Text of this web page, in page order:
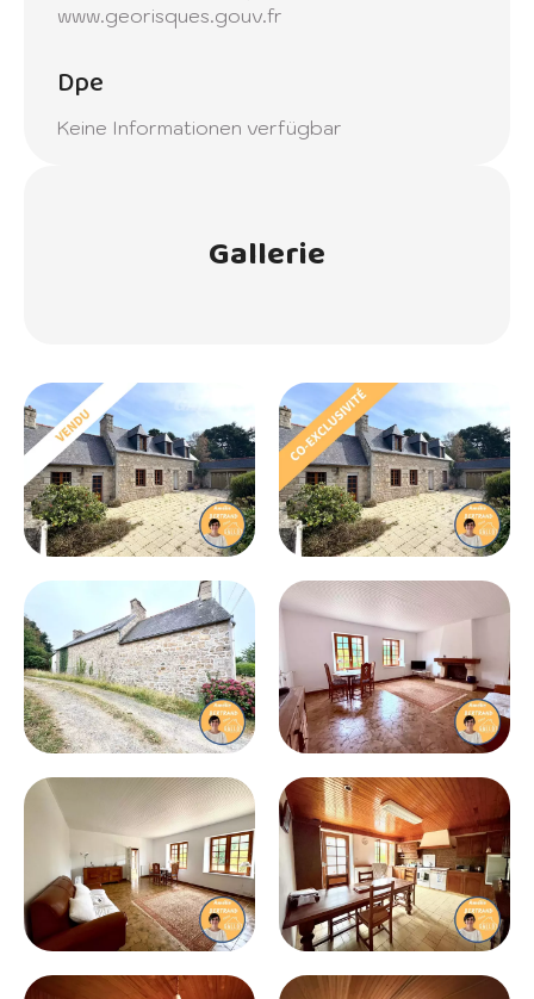
www.georisques.gouv.fr
Dpe
Keine Informationen verfügbar
Gallerie